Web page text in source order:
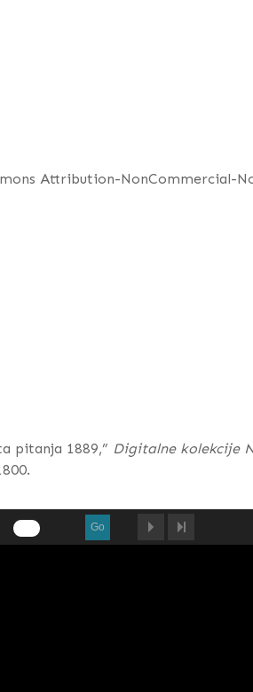
Attribution-NonCommercial-
pitanja 1889,” Digitalne kolekcije
.
Go